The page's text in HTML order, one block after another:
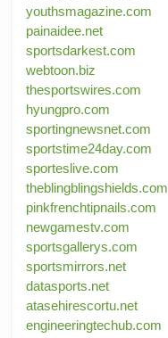
youthsmagazine.com
painaidee.net
sportsdarkest.com
webtoon.biz
thesportswires.com
hyungpro.com
sportingnewsnet.com
sportstime24day.com
sporteslive.com
theblingblingshields.com
pinkfrenchtipnails.com
newgamestv.com
sportsgallerys.com
sportsmirrors.net
datasports.net
atasehirescortu.net
engineeringtechub.com